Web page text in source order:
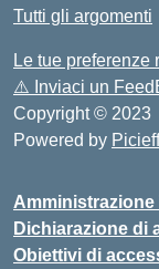
Tutti gli argomenti
Le tue
⚠️ Inviaci un
Copyright © 2023
Powered by
Amministrazione
Dichiarazione di
Obiettivi di